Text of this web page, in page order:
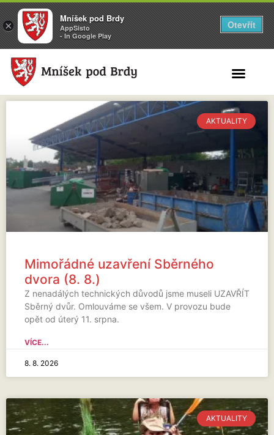
AKTUALITY
Mimořádné uzavření Sběrného
dvora (8. 8.)
Z nenadálých technických důvodů jsme museli UZAVŘÍT
Sběrný dvůr. Omlouváme se všem. V provozu bude
opět od úterý 11. srpna.
VÍCE...
8. 8. 2026
AKTUALITY
×
Mníšek pod Brdy
AppSisto
- In Google Play
Otevřít